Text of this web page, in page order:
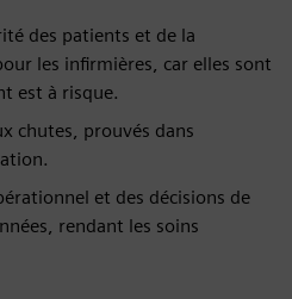
des patients et de la
les infirmières, car elles sont
est à risque.
chutes, prouvés dans
et des décisions de
rendant les soins